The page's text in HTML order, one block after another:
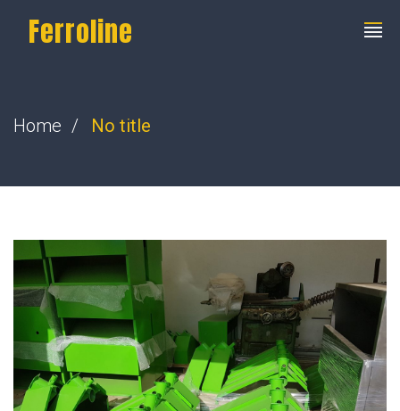
Ferroline
Home No title